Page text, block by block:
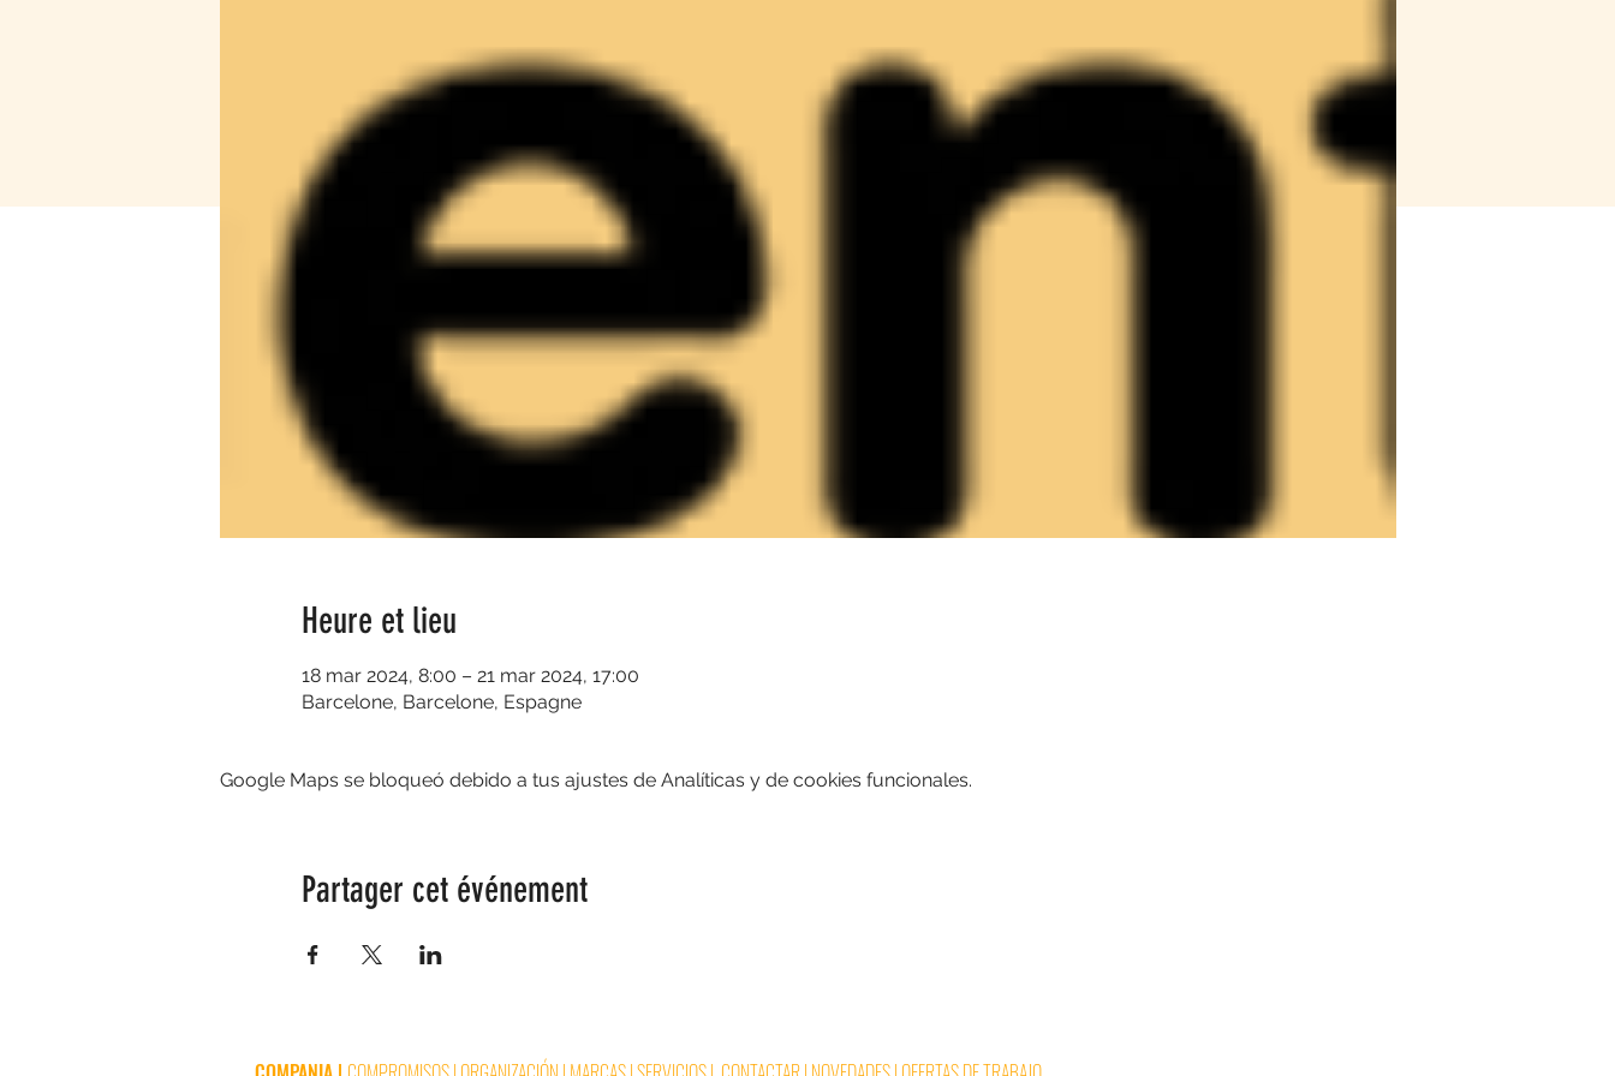
Heure et lieu
18 mar 2024, 8:00 – 21 mar 2024, 17:00
Barcelone, Barcelone, Espagne
Google Maps se bloqueó debido a tus ajustes de Analíticas y de cookies funcionales.
Partager cet événement